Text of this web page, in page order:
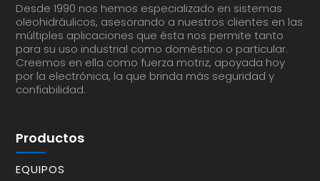
Desde 1990 nos hemos especializado en sistemas
oleohidráulicos, asesorando a nuestros clientes en las
múltiples aplicaciones que ésta nos permite tanto
para su uso industrial como doméstico o particular.
Creemos en ella como fuerza motriz, apoyada hoy
por la electrónica, la que brinda más seguridad y
confiabilidad.
Productos
EQUIPOS